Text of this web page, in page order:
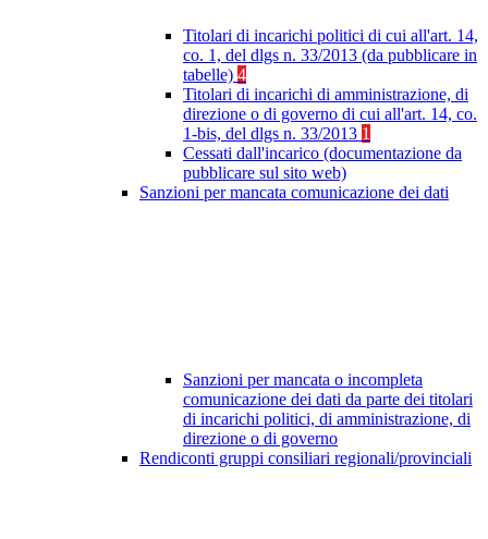
Titolari di incarichi politici di cui all'art. 14,
co. 1, del dlgs n. 33/2013 (da pubblicare in
tabelle) 4
Titolari di incarichi di amministrazione, di
direzione o di governo di cui all'art. 14, co.
1-bis, del dlgs n. 33/2013 1
Cessati dall'incarico (documentazione da
pubblicare sul sito web)
Sanzioni per mancata comunicazione dei dati
Sanzioni per mancata o incompleta
comunicazione dei dati da parte dei titolari
di incarichi politici, di amministrazione, di
direzione o di governo
Rendiconti gruppi consiliari regionali/provinciali